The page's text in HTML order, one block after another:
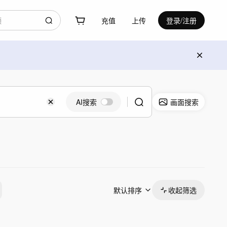
充值 上传 登录/注册
AI搜索 画面搜索
默认排序 收起筛选